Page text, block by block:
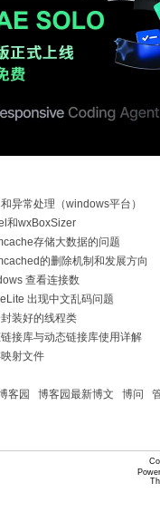
异常处理（windows平台）
和wxBoxSizer
存储大数据的问题
的删除机制和发展方向
查看连接数
出现中文乱码问题
装好的线程类
接库与动态链接库使用详解
射文件
客园 博客园最新博文 博问